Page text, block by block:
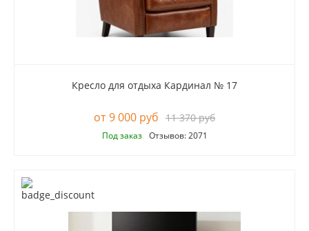
Кресло для отдыха Кардинал № 17
9 000 руб 11 370 руб
Под заказ Отзывов: 2071